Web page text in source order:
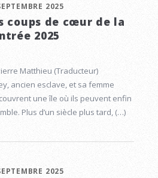
2025
coups de cœur de la
2025
Matthieu (Traducteur)
ancien esclave, et sa femme
une île où ils peuvent enfin
Plus d’un siècle plus tard, (…)
2025